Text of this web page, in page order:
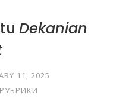
Dekanian
11, 2025